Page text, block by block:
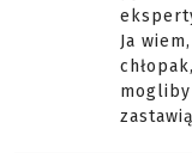
Ja